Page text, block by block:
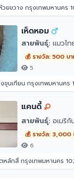
ยขวาง กรุงเทพมหานคร
เห็ดหอม
สายพันธุ์: แมวไท
💰 รางวัล: 500 บา
5
ขุนเทียน กรุงเทพมหานคร
แคนดี้
สายพันธุ์: อเมริ
💰 รางวัล: 3,000
6
ลักสี่ กรุงเทพมหานคร